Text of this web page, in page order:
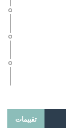
تقييمات